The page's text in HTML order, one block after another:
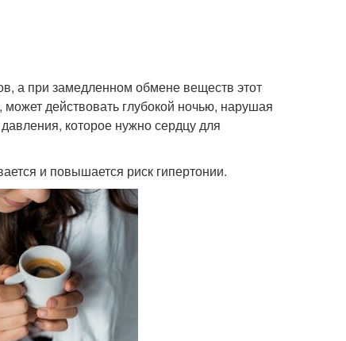
а при замедленном обмене веществ этот
действовать глубокой ночью, нарушая
которое нужно сердцу для
и повышается риск гипертонии.